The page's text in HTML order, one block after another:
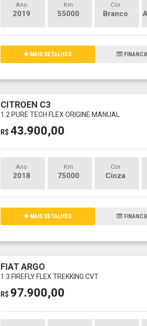
Ano
2019
Km
55000
Cor
Branco
MAIS DETALHES
CITROEN C3
1.2 PURE TECH FLEX ORIGINE MANUAL
R$ 43.900,00
Ano
2018
Km
75000
Cor
Cinza
MAIS DETALHES
FIAT ARGO
1.3 FIREFLY FLEX TREKKING CVT
R$ 97.900,00